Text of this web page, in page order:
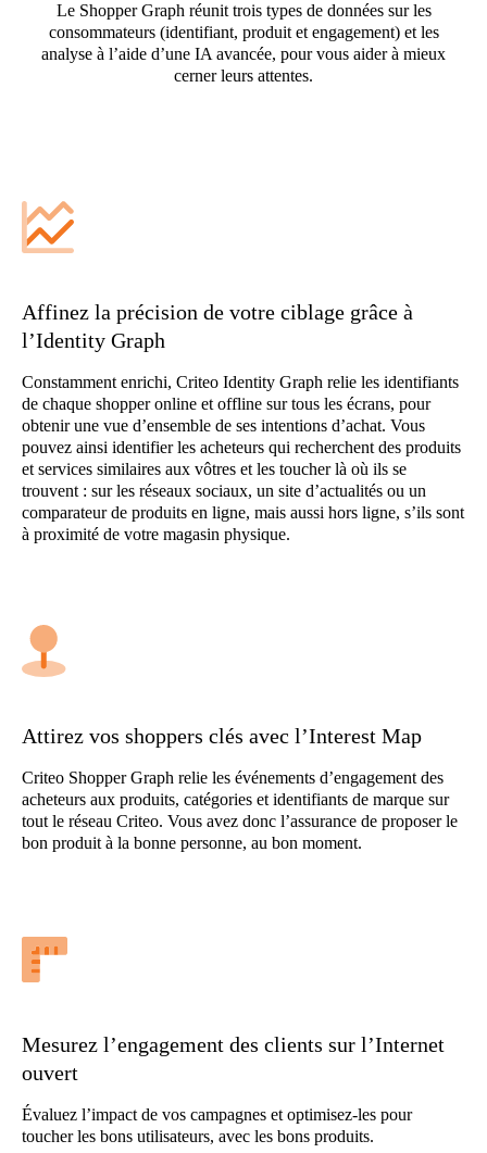
Le Shopper Graph réunit trois types de données sur les
consommateurs (identifiant, produit et engagement) et les
analyse à l’aide d’une IA avancée, pour vous aider à mieux
cerner leurs attentes.
Affinez la précision de votre ciblage grâce à
l’Identity Graph
Constamment enrichi, Criteo Identity Graph relie les identifiants
de chaque shopper online et offline sur tous les écrans, pour
obtenir une vue d’ensemble de ses intentions d’achat. Vous
pouvez ainsi identifier les acheteurs qui recherchent des produits
et services similaires aux vôtres et les toucher là où ils se
trouvent : sur les réseaux sociaux, un site d’actualités ou un
comparateur de produits en ligne, mais aussi hors ligne, s’ils sont
à proximité de votre magasin physique.
Attirez vos shoppers clés avec l’Interest Map
Criteo Shopper Graph relie les événements d’engagement des
acheteurs aux produits, catégories et identifiants de marque sur
tout le réseau Criteo. Vous avez donc l’assurance de proposer le
bon produit à la bonne personne, au bon moment.
Mesurez l’engagement des clients sur l’Internet
ouvert
Évaluez l’impact de vos campagnes et optimisez-les pour
toucher les bons utilisateurs, avec les bons produits.